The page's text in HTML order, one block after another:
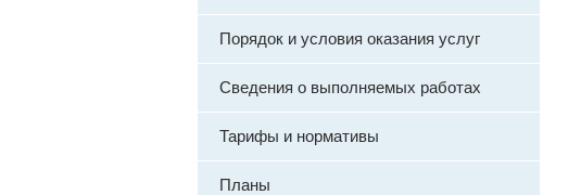
Порядок и условия оказания услуг
Сведения о выполняемых работах
Тарифы и нормативы
Планы